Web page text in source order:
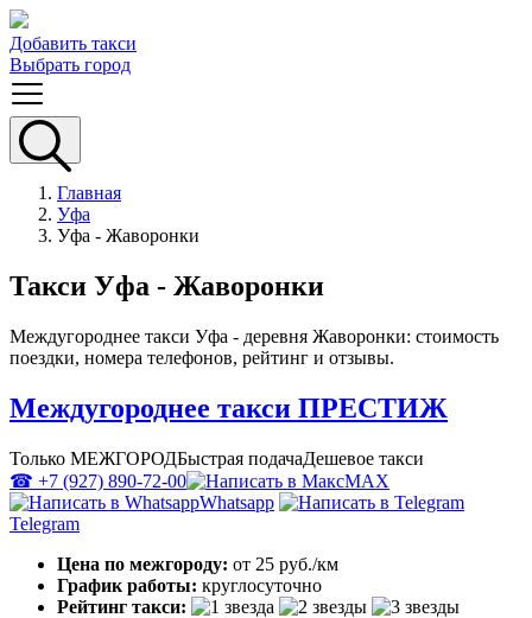
Добавить такси
Выбрать город
Главная
Уфа
Уфа - Жаворонки
Такси Уфа - Жаворонки
Междугороднее такси Уфа - деревня Жаворонки: стоимость
поездки, номера телефонов, рейтинг и отзывы.
Междугороднее такси ПРЕСТИЖ
Только МЕЖГОРОДБыстрая подачаДешевое такси
☎ +7 (927) 890-72-00
MAX
Whatsapp
Telegram
Цена по межгороду: от 25 руб./км
График работы: круглосуточно
Рейтинг такси: